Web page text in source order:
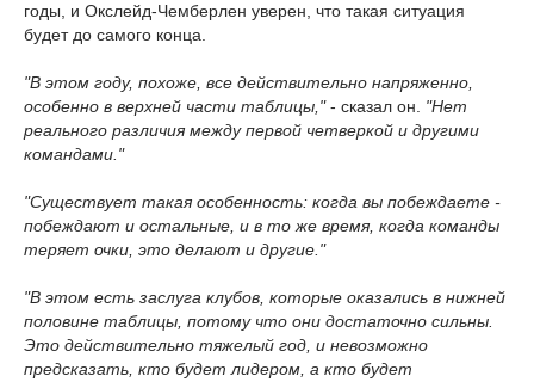
годы, и Окслейд-Чемберлен уверен, что такая ситуация
будет до самого конца.
"В этом году, похоже, все действительно напряженно,
особенно в верхней части таблицы,"- сказал он. "Нет
реального различия между первой четверкой и другими
командами."
"Существует такая особенность: когда вы побеждаете -
побеждают и остальные, и в то же время, когда команды
теряет очки, это делают и другие."
"В этом есть заслуга клубов, которые оказались в нижней
половине таблицы, потому что они достаточно сильны.
Это действительно тяжелый год, и невозможно
предсказать, кто будет лидером, а кто будет